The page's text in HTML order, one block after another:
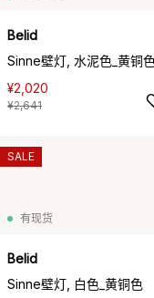
Belid
Sinne壁灯, 水泥色_黄铜
¥2,020
¥2,641
有现货
Belid
Sinne壁灯, 白色_黄铜色
SALE